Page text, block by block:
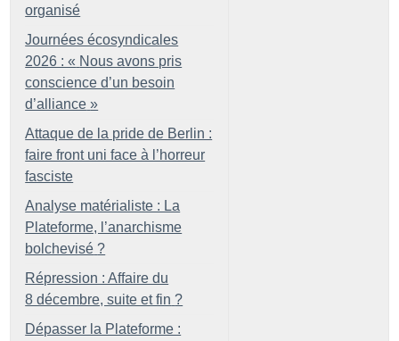
organisé
Journées écosyndicales
2026 : « Nous avons pris
conscience d’un besoin
d’alliance »
Attaque de la pride de Berlin :
faire front uni face à l’horreur
fasciste
Analyse matérialiste : La
Plateforme, l’anarchisme
bolchevisé ?
Répression : Affaire du
8 décembre, suite et fin ?
Dépasser la Plateforme :